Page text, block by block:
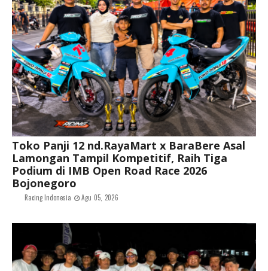
Toko Panji 12 nd.RayaMart x BaraBere Asal
Lamongan Tampil Kompetitif, Raih Tiga
Podium di IMB Open Road Race 2026
Bojonegoro
Racing Indonesia Agu 05, 2026